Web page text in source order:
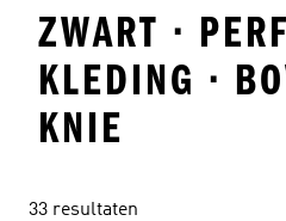
ZWART ·
KLEDING ·
KNIE
33 resultaten